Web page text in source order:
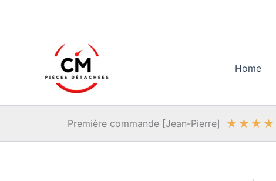
Home
Première commande [Jean-Pierre] ★ ★ ★ ★